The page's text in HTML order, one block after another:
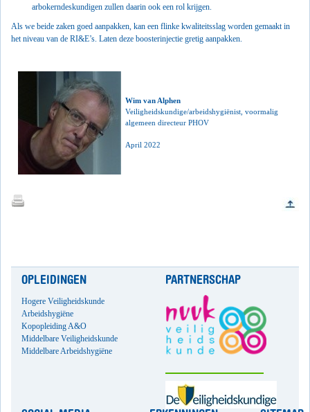
arbokerndeskundigen zullen daarin ook een rol krijgen.
Als we beide zaken goed aanpakken, kan een flinke kwaliteitsslag worden gemaakt in
het niveau van de RI&E’s. Laten deze boosterinjectie gretig aanpakken.
Wim van Alphen
Veiligheidskundige/arbeidshygiënist, voormalig
algemeen directeur PHOV
April 2022
OPLEIDINGEN
Hogere Veiligheidskunde
Arbeidshygiëne
Kopopleiding A&O
Middelbare Veiligheidskunde
Middelbare Arbeidshygiëne
PARTNERSCHAP